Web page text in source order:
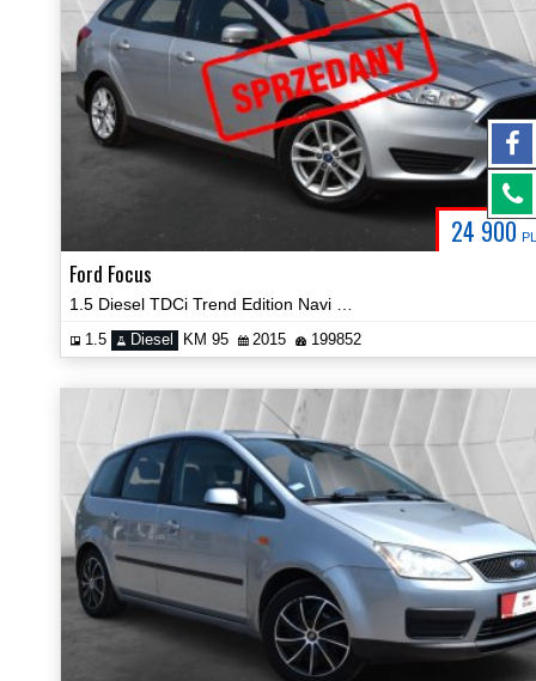
24 900
Ford Focus
1.5 Diesel KM 95 2015 199852